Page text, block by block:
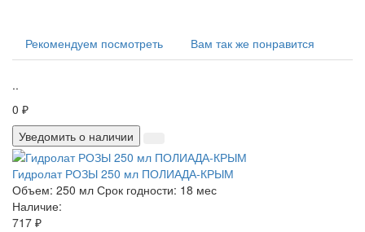
Рекомендуем посмотреть Вам так же понравится
..
0 ₽
Уведомить о наличии
Гидролат РОЗЫ 250 мл ПОЛИАДА-КРЫМ
Объем: 250 мл Срок годности: 18 мес
Наличие:
717 ₽